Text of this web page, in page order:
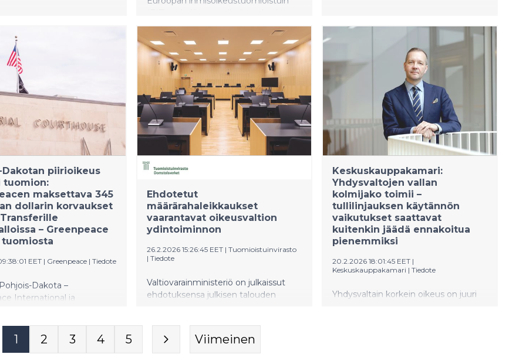
Vantaan Saraksen tilan
pakkolunastusta. Ratkaisussaan
tuomioistuin ei ottanut kantaa siihen,
onko kuntien voitontavoittelu
pakkolunastuksilla Euroopan
ihmisoikeussopimuksen mukaista.
Dakotan piirioikeus
tuomion:
maksettava 345
dollarin korvaukset
– Greenpeace
EET | Greenpeace | Tiedote
Dakota –
International ja
ja valittavansa
Pohjois-Dakotan
Ehdotetut
määrärahaleikkaukset
vaarantavat oikeusvaltion
ydintoiminnon
26.2.2026 15:26:45 EET | Tuomioistuinvirasto
| Tiedote
Valtiovarainministeriö on julkaissut
ehdotuksensa julkisen talouden
pidettävään kehysriiheen, jossa
hallitus sopii julkisen talouden
Keskuskauppakamari:
Yhdysvaltojen vallan
kolmijako toimii –
tullilinjauksen käytännön
vaikutukset saattavat
kuitenkin jäädä ennakoitua
pienemmiksi
20.2.2026 18:01:45 EET |
Keskuskauppakamari | Tiedote
Yhdysvaltain korkein oikeus on juuri
1 2 3 4 5 Viimeinen